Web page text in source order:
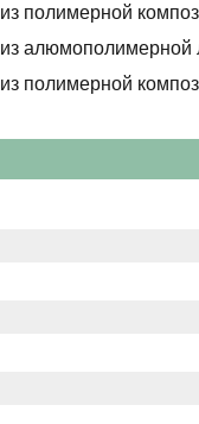
из полимерной
из алюмополимерной
из полимерной